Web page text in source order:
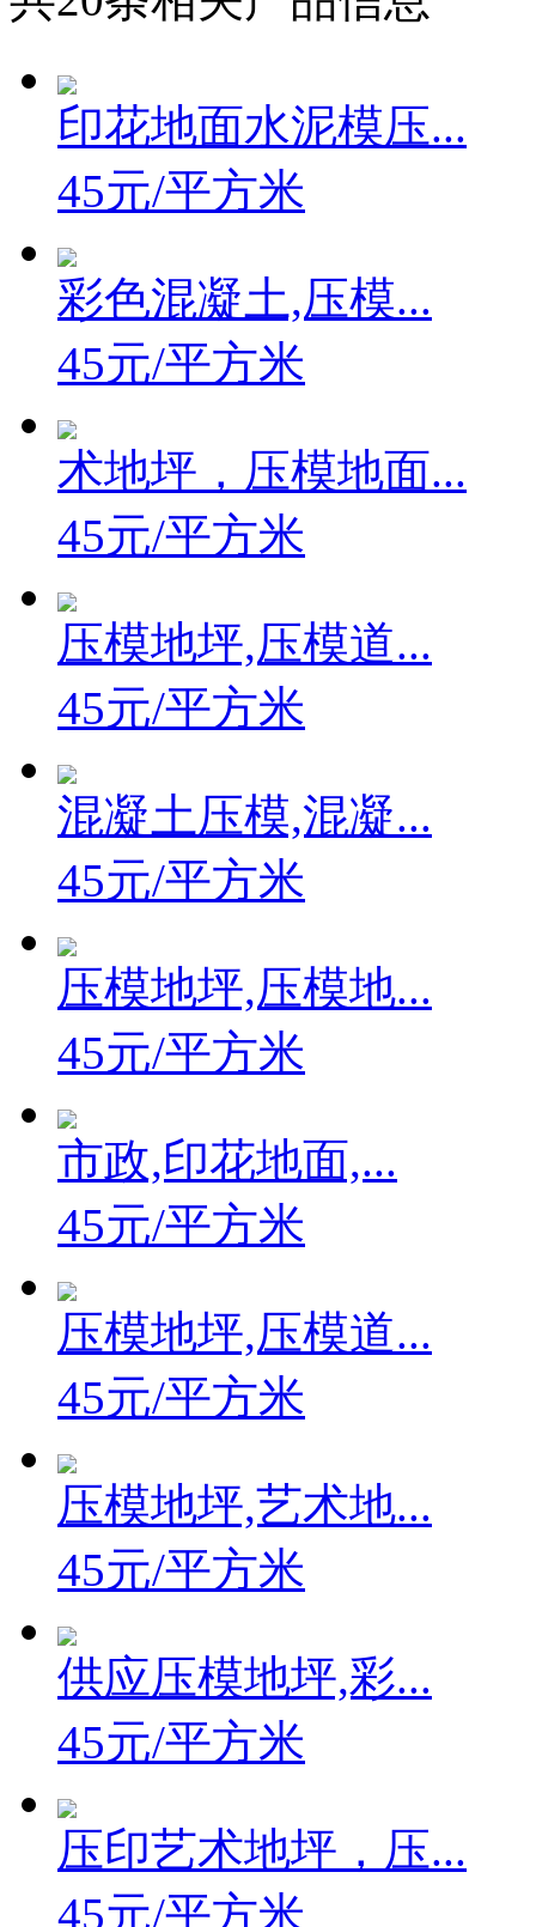
共 条相关产品信息
印花地面水泥模压...
45元/平方米
彩色混凝土,压模...
45元/平方米
术地坪，压模地面...
45元/平方米
压模地坪,压模道...
45元/平方米
混凝土压模,混凝...
45元/平方米
压模地坪,压模地...
45元/平方米
市政,印花地面,...
45元/平方米
压模地坪,压模道...
45元/平方米
压模地坪,艺术地...
45元/平方米
供应压模地坪,彩...
45元/平方米
压印艺术地坪，压...